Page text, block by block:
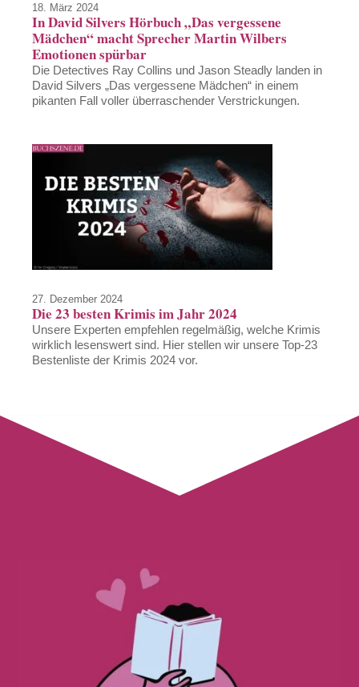
18. März 2024
In David Silvers Hörbuch „Das vergessene
Mädchen“ macht Sprecher Martin Wilbers
Emotionen spürbar
Die Detectives Ray Collins und Jason Steadly landen in
David Silvers „Das vergessene Mädchen“ in einem
pikanten Fall voller überraschender Verstrickungen.
27. Dezember 2024
Die 23 besten Krimis im Jahr 2024
Unsere Experten empfehlen regelmäßig, welche Krimis
wirklich lesenswert sind. Hier stellen wir unsere Top-23
Bestenliste der Krimis 2024 vor.